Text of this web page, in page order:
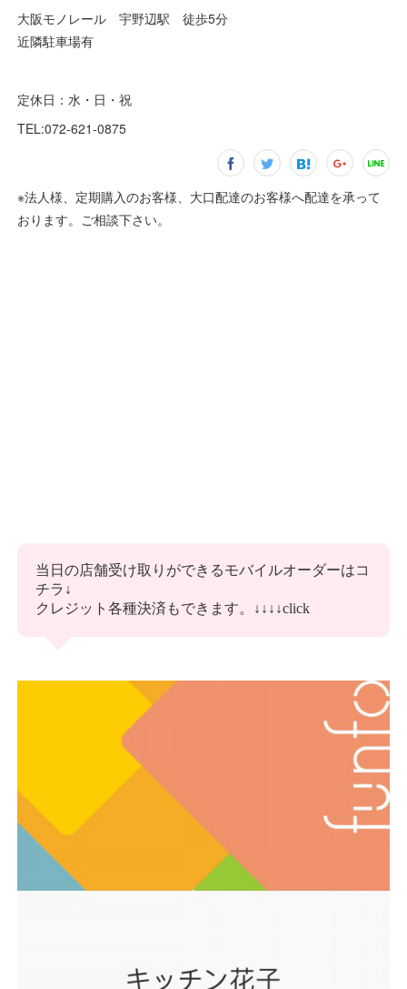
大阪モノレール 宇野辺駅 徒歩5分
近隣駐車場有
定休日：水・日・祝
TEL:072-621-0875
※法人様、定期購入のお客様、大口配達のお客様へ配達を承って
おります。ご相談下さい。